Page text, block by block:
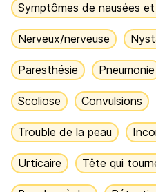
Symptômes de nausées
Nerveux/nerveuse
Paresthésie Pneumonie
Scoliose Convulsions
Trouble de la peau
Urticaire Tête qui